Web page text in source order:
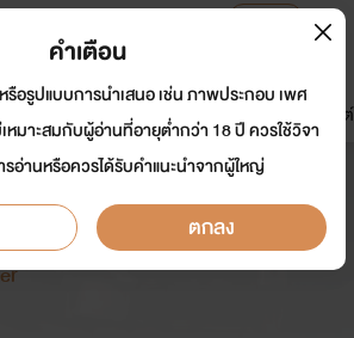
อีบุ๊ก การ์ตูน
มาใหม่
ดรีมแชท ธัญลิสต์
เหนือกว่า
นือ)
คำเตือน
รือรูปแบบการนำเสนอ เช่น ภาพประกอบ เพศ
หมาะสมกับผู้อ่านที่อายุต่ำกว่า 18 ปี ควรใช้วิจา
อ่านหรือควรได้รับคำแนะนำจากผู้ใหญ่
ตกลง